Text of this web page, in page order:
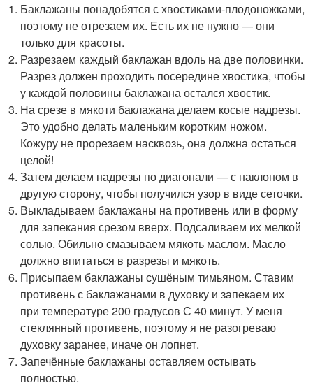
Баклажаны понадобятся с хвостиками-плодоножками,
поэтому не отрезаем их. Есть их не нужно — они
только для красоты.
Разрезаем каждый баклажан вдоль на две половинки.
Разрез должен проходить посередине хвостика, чтобы
у каждой половины баклажана остался хвостик.
На срезе в мякоти баклажана делаем косые надрезы.
Это удобно делать маленьким коротким ножом.
Кожуру не прорезаем насквозь, она должна остаться
целой!
Затем делаем надрезы по диагонали — с наклоном в
другую сторону, чтобы получился узор в виде сеточки.
Выкладываем баклажаны на противень или в форму
для запекания срезом вверх. Подсаливаем их мелкой
солью. Обильно смазываем мякоть маслом. Масло
должно впитаться в разрезы и мякоть.
Присыпаем баклажаны сушёным тимьяном. Ставим
противень с баклажанами в духовку и запекаем их
при температуре 200 градусов С 40 минут. У меня
стеклянный противень, поэтому я не разогреваю
духовку заранее, иначе он лопнет.
Запечённые баклажаны оставляем остывать
полностью.